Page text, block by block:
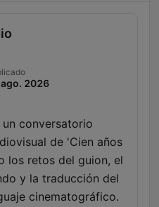
2026
conversatorio
de 'Cien años
los retos del guion, el
y la traducción del
cinematográfico.